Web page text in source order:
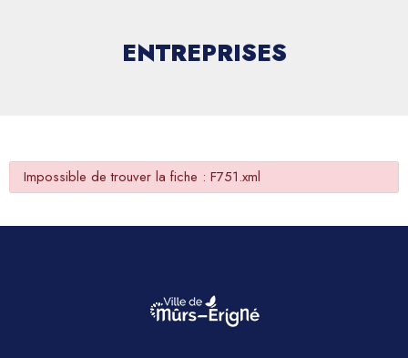
ENTREPRISES
Impossible de trouver la fiche : F751.xml